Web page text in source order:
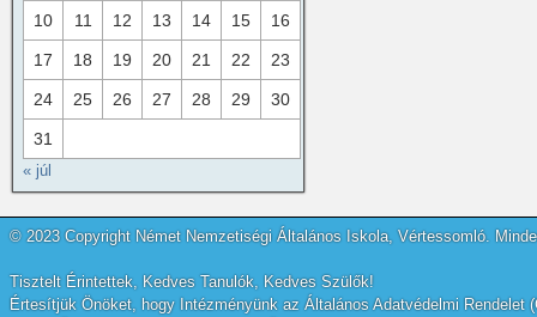
10 11 12 13 14 15 16
17 18 19 20 21 22 23
24 25 26 27 28 29 30
31
« júl
© 2023 Copyright Német Nemzetiségi Általános Iskola, Vértessomló.
Tisztelt Érintettek, Kedves Tanulók, Kedves Szülők!
Értesítjük Önöket, hogy Intézményünk az Általános Adatvédelmi